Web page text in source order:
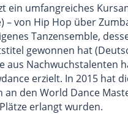
ein umfangreiches
– von Hip Hop über
Tanzensemble,
gewonnen hat
aus Nachwuchstalenten
erzielt. In 2015 hat
an den World Dance
erlangt wurden.